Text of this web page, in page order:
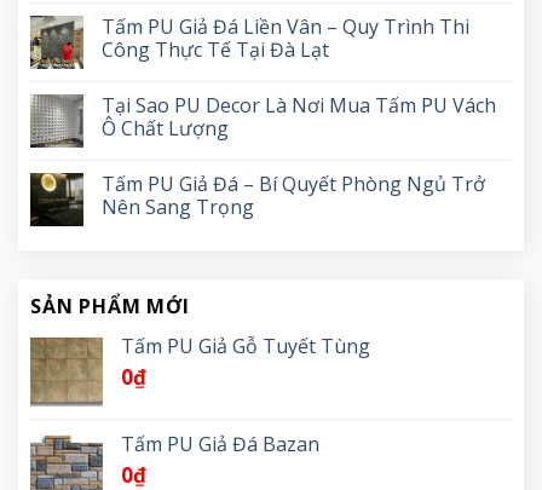
Tấm PU Giả Đá Liền Vân – Quy Trình Thi
Công Thực Tế Tại Đà Lạt
Tại Sao PU Decor Là Nơi Mua Tấm PU Vách
Ô Chất Lượng
Tấm PU Giả Đá – Bí Quyết Phòng Ngủ Trở
Nên Sang Trọng
SẢN PHẨM MỚI
Tấm PU Giả Gỗ Tuyết Tùng
0₫
Tấm PU Giả Đá Bazan
0₫